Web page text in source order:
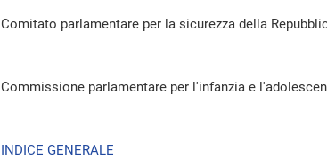
Comitato parlamentare per la sicurezza della
Commissione parlamentare per l'infanzia e
INDICE GENERALE